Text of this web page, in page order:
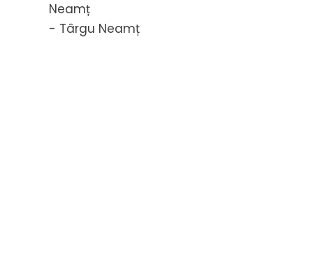
Neamț
- Târgu Neamț